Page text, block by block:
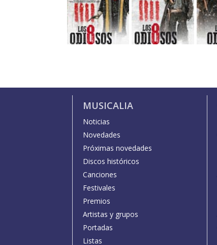
MUSICALIA
Noticias
Novedades
Próximas novedades
Discos históricos
Canciones
Festivales
Premios
Artistas y grupos
Portadas
Listas